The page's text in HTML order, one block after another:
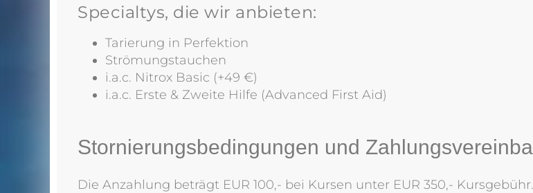
Specialtys, die wir anbieten:
Tarierung in Perfektion
Strömungstauchen
i.a.c. Nitrox Basic (+49 €)
i.a.c. Erste & Zweite Hilfe (Advanced First Aid)
Stornierungsbedingungen und
Die Anzahlung beträgt EUR 100,- bei Kursen unter EUR 350,- Kursgebühr.